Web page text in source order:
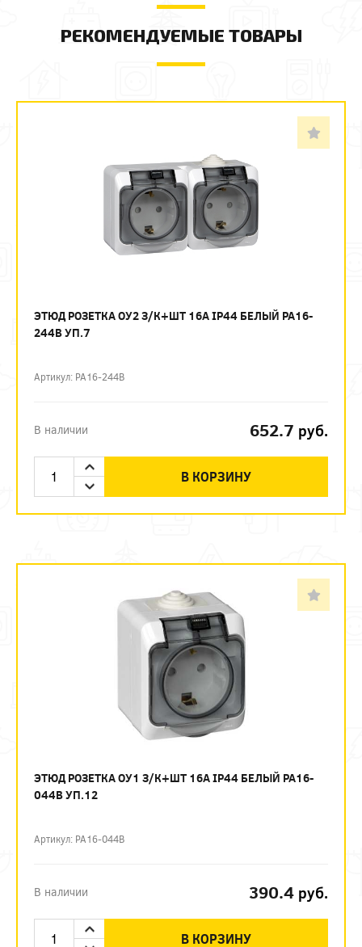
РЕКОМЕНДУЕМЫЕ ТОВАРЫ
ЭТЮД РОЗЕТКА ОУ2 З/К+ШТ 16А IP44 БЕЛЫЙ PA16-
244B УП.7
Артикул: PA16-244B
В наличии 652.7 руб.
В КОРЗИНУ
ЭТЮД РОЗЕТКА ОУ1 З/К+ШТ 16А IP44 БЕЛЫЙ PA16-
044B УП.12
Артикул: PA16-044B
В наличии 390.4 руб.
В КОРЗИНУ